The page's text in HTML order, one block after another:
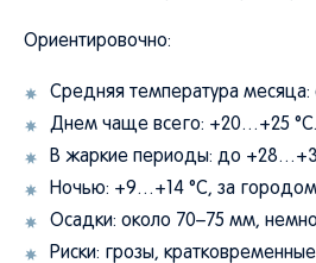
Ориентировочно:
Средняя температура месяца:
Днем чаще всего: +20…+25 °C.
В жаркие периоды: до
Ночью: +9…+14 °C, за
Осадки: около 70–75 мм,
Риски: грозы,